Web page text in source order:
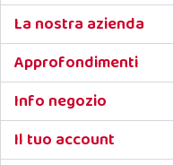
La nostra azienda
Approfondimenti
Info negozio
Il tuo account